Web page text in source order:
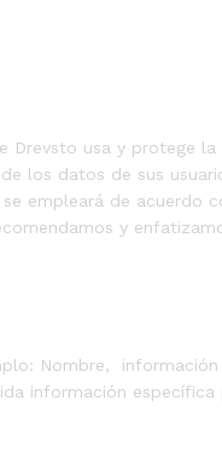
Drevsto usa y protege
los datos de sus
empleará de
y
Nombre,
información